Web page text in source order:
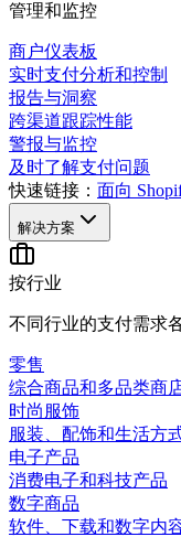
管理和监控
商户仪表板
实时支付分析和控制
报告与洞察
跨渠道跟踪性能
警报与监控
及时了解支付问题
快速链接： 面向
解决方案
按行业
不同行业的支付需求
零售
综合商品和多品类商
时尚服饰
服装、配饰和生活方
电子产品
消费电子和科技产品
数字商品
软件、下载和数字内